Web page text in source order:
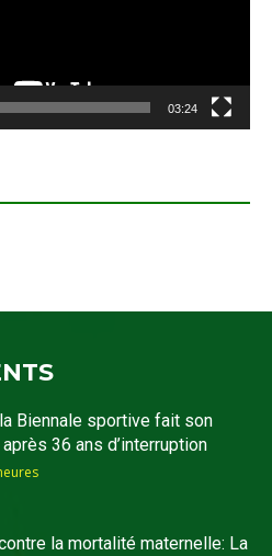
03:24
Biennale sportive fait son
36 ans d’interruption
la mortalité maternelle: La